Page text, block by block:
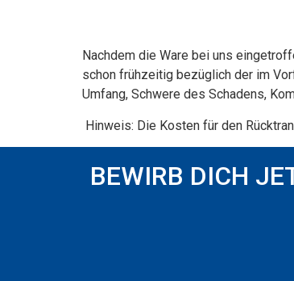
Nachdem die Ware bei uns
schon frühzeitig bezüglich der im
Umfang, Schwere des Schadens,
Hinweis: Die Kosten für den
BEWIRB DICH